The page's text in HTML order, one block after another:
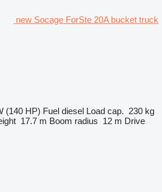
new Socage ForSte 20A bucket truck
(140 HP) Fuel diesel Load cap. 230 kg
17.7 m Boom radius 12 m Drive